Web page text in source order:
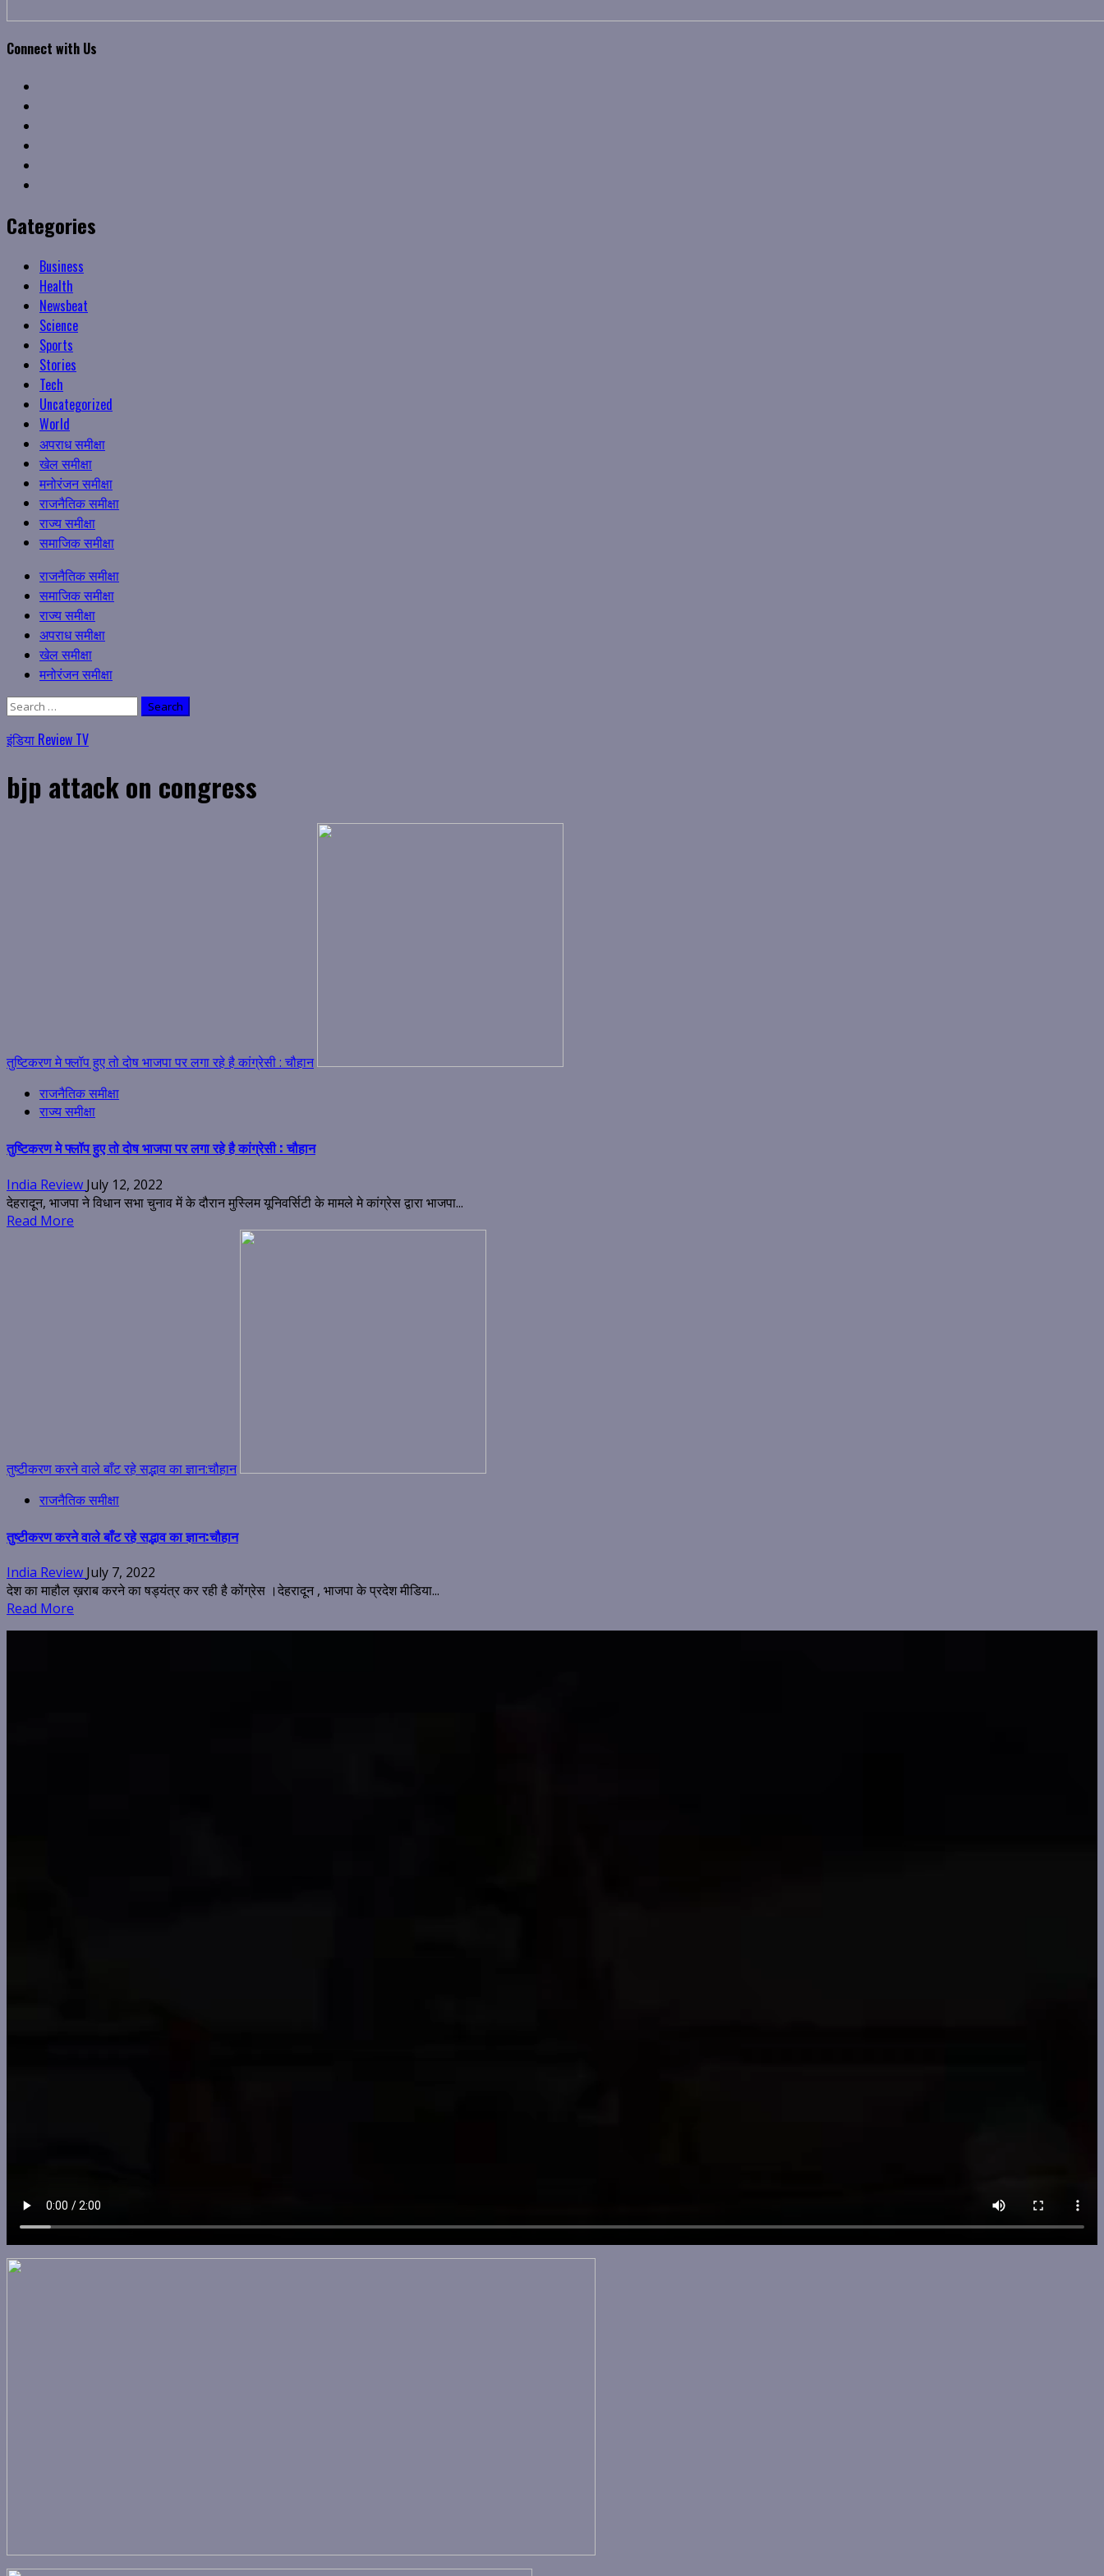
Connect with Us
Categories
Business
Health
Newsbeat
Science
Sports
Stories
Tech
Uncategorized
World
अपराध समीक्षा
खेल समीक्षा
मनोरंजन समीक्षा
राजनैतिक समीक्षा
राज्य समीक्षा
समाजिक समीक्षा
Primary
Menu
राजनैतिक समीक्षा
समाजिक समीक्षा
राज्य समीक्षा
अपराध समीक्षा
खेल समीक्षा
मनोरंजन समीक्षा
Search
इंडिया Review TV
bjp attack on congress
तुष्टिकरण मे फ्लॉप हुए तो दोष भाजपा पर लगा रहे है कांग्रेसी : चौहान
राजनैतिक समीक्षा
राज्य समीक्षा
तुष्टिकरण मे फ्लॉप हुए तो दोष भाजपा पर लगा रहे है कांग्रेसी : चौहान
India Review July 12, 2022
देहरादून, भाजपा ने विधान सभा चुनाव में के दौरान मुस्लिम यूनिवर्सिटी के मामले मे कांग्रेस द्वारा भाजपा...
Read More
तुष्टीकरण करने वाले बाँट रहे सद्भाव का ज्ञान:चौहान
राजनैतिक समीक्षा
तुष्टीकरण करने वाले बाँट रहे सद्भाव का ज्ञान:चौहान
India Review July 7, 2022
देश का माहौल ख़राब करने का षड्यंत्र कर रही है कोंग्रेस ।देहरादून , भाजपा के प्रदेश मीडिया...
Read More